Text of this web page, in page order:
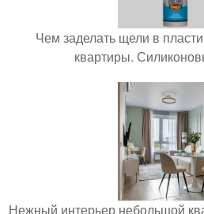
Чем заделать щели в
квартиры.
Нежный интерьер небольшой